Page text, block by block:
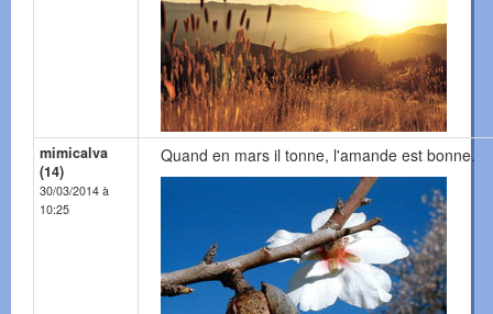
mimicalva
(14)
30/03/2014 à
10:25
Quand en mars il tonne, l'amande est bonne.